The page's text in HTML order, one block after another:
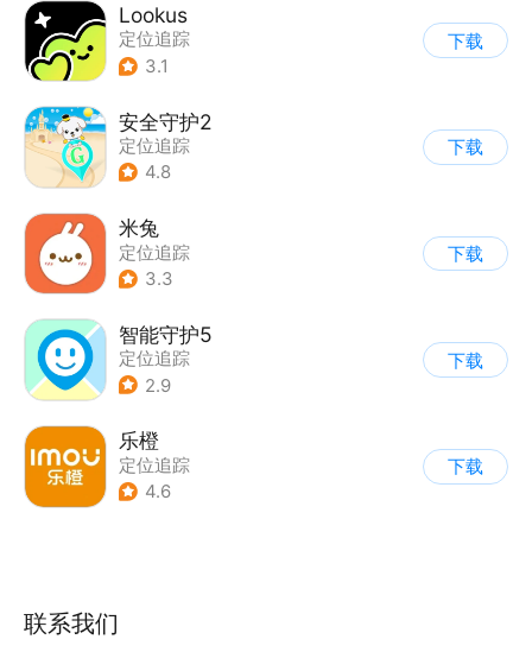
Lookus
定位追踪
3.1
下载
安全守护2
定位追踪
4.8
下载
米兔
定位追踪
3.3
下载
智能守护5
定位追踪
2.9
下载
乐橙
定位追踪
4.6
下载
联系我们